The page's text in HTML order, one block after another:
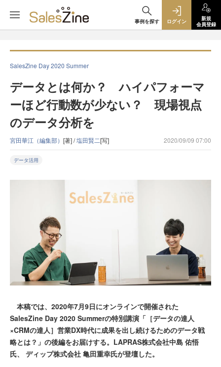
事例を探す ログイン
新規
会員登録
SalesZine Day 2020 Summer
データとは何か？ ハイパフォーマ
ーほど行動数が少ない？ 現場視点
のデータ分析を
宮田華江（編集部） [著] /塩田賢二[写] 2020/09/09 07:00
データ活用
本稿では、2020年7月9日にオンラインで開催された
SalesZine Day 2020 Summerの特別講演「［データの達人
×CRMの達人］営業DX時代に成果を出し続けるためのデータ戦
略とは？」の後編をお届けする。LAPRAS株式会社中島 佑悟
氏、 ディップ株式会社 亀田重幸氏が登壇した。